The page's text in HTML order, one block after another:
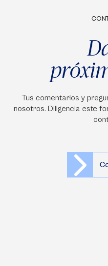
Tus comentarios y
nosotros. Diligencia este